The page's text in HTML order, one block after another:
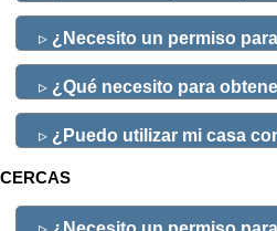
▹ ¿Necesito un permiso
▹ ¿Qué necesito para
▹ ¿Puedo utilizar mi casa
CERCAS